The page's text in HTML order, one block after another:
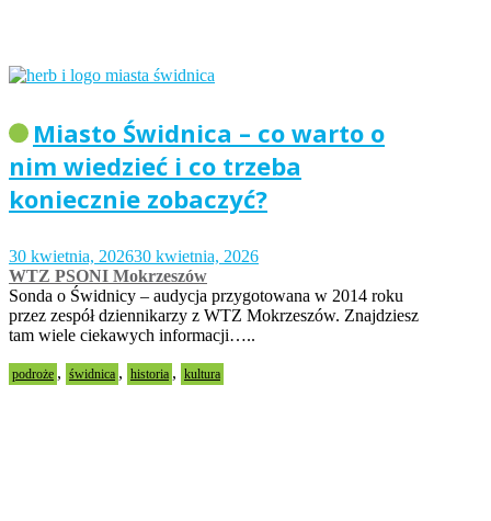
Miasto Świdnica – co warto o
nim wiedzieć i co trzeba
koniecznie zobaczyć?
30 kwietnia, 202630 kwietnia, 2026
WTZ PSONI Mokrzeszów
Sonda o Świdnicy – audycja przygotowana w 2014 roku
przez zespół dziennikarzy z WTZ Mokrzeszów. Znajdziesz
tam wiele ciekawych informacji…..
podroże , świdnica , historia , kultura